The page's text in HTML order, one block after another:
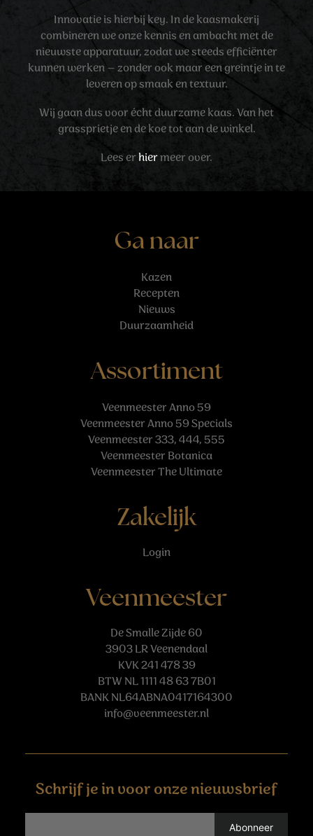
Innovatie is hierbij key. In de kaasmakerij
combineren we onze kennis en ambacht met de
nieuwste apparatuur, zodat we steeds efficiënter
kunnen werken – zonder ook maar een greintje in te
leveren op smaak en textuur.
Wij gaan dus voor écht duurzame kaas. Van het
grassprietje en de koe tot aan de winkel.
Lees erhiermeer over.
Ga naar
Kazen
Recepten
Nieuws
Duurzaamheid
Assortiment
Veenmeester Anno 59
Veenmeester Anno 59 Specials
Veenmeester 333, 444, 555
Veenmeester Botanica
Veenmeester The Ultimate
Zakelijk
Login
Veenmeester
De Smalle Zijde 60
3903 LR Veenendaal
KVK 241 478 39
BTW NL 1111 48 63 7B01
BANK NL64ABNA0417164300
info@veenmeester.nl
Schrijf je in voor onze nieuwsbrief